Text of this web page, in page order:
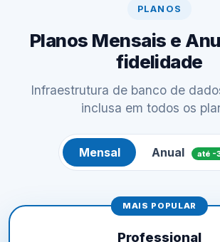
PLANOS
Planos Mensais e
fidelidade
Infraestrutura de banco de
inclusa em todos os
Mensal Anual até -
MAIS POPULAR
Professional